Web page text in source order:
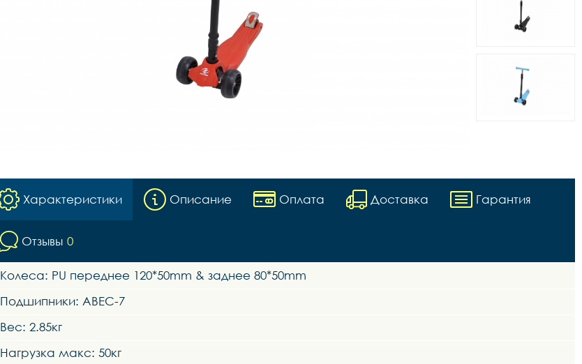
Характеристики Описание Оплата Доставка Гарантия
Отзывы 0
Колеса: PU переднее 120*50mm & заднее 80*50mm
Подшипники: ABEC-7
Вес: 2.85кг
Нагрузка макс: 50кг